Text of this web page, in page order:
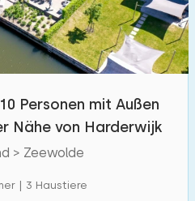
Personen mit Außen
Nähe von Harderwijk
> Zeewolde
| 3 Haustiere